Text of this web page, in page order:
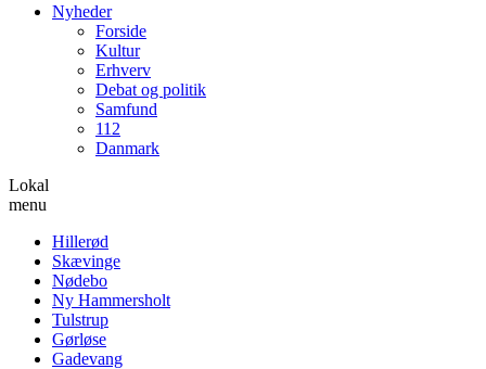
Nyheder
Forside
Kultur
Erhverv
Debat og politik
Samfund
112
Danmark
Lokal
menu
Hillerød
Skævinge
Nødebo
Ny Hammersholt
Tulstrup
Gørløse
Gadevang